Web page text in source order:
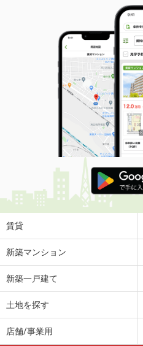
賃貸
新築マンション
新築一戸建て
土地を探す
店舗/事業用